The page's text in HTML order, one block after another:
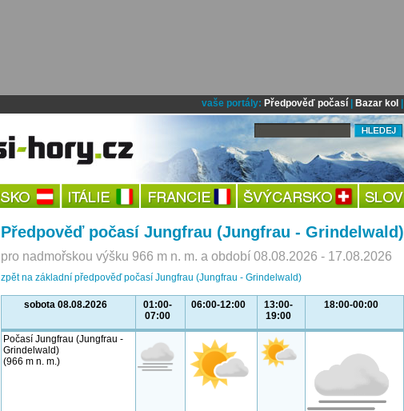
vaše portály: Předpověď počasí| Bazar kol
Předpověď počasí Jungfrau (Jungfrau - Grindelwald)
pro nadmořskou výšku 966 m n. m. a období 08.08.2026 - 17.08.2026
zpět na základní předpověď počasí Jungfrau (Jungfrau - Grindelwald)
sobota 08.08.2026
01:00-
07:00
06:00-12:00
13:00-
19:00
18:00-00:00
Počasí Jungfrau (Jungfrau -
Grindelwald)
(966 m n. m.)